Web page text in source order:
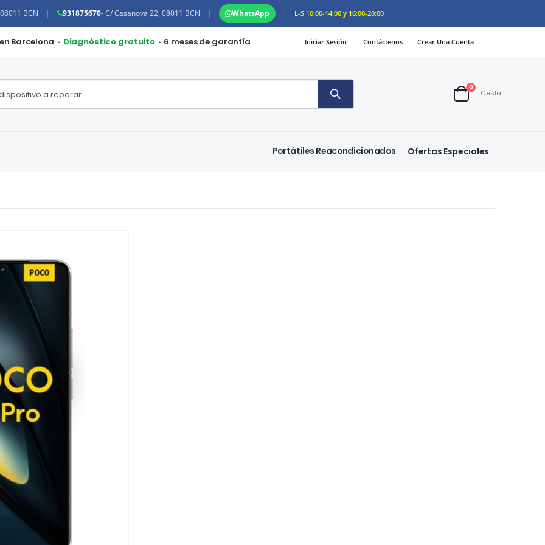
BCN | 931875670- C/ Casanova 22, 08011 BCN | WhatsApp | L-S 10:00-14:00 y 16:00-20:00
Barcelona · Diagnóstico gratuito · 6 meses de garantía Iniciar Sesión Contáctenos Crear Una Cuenta
Cart
0artículos
Cesta
Portátiles Reacondicionados Ofertas Especiales